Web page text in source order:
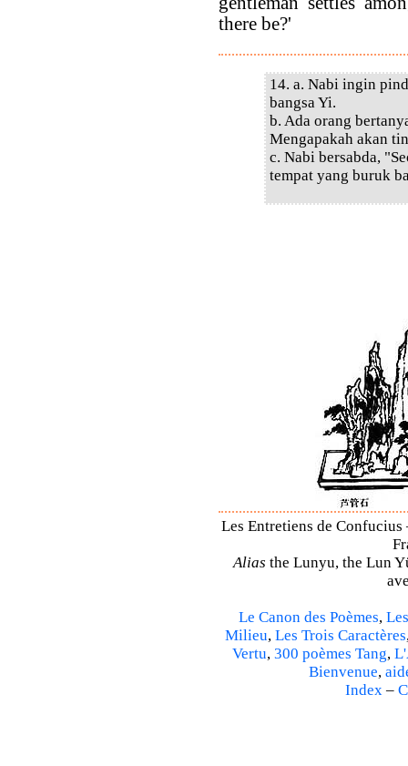
there be?'
14. a. Nabi ingin
bangsa Yi.
b. Ada orang
Mengapakah akan
c. Nabi bersabda,
tempat yang buruk
Les Entretiens de
Alias the Lunyu, the Lun
Le Canon des Poèmes,
Milieu, Les Trois Caractères
Vertu, 300 poèmes Tang,
Bienvenue,
Index –